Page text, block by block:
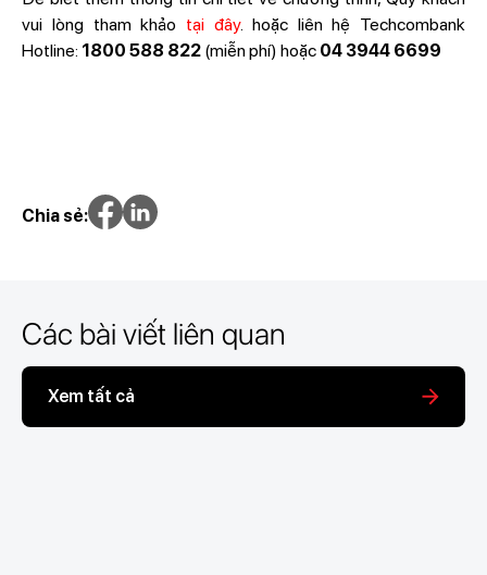
vui lòng tham khảo tại đây. hoặc liên hệ Techcombank
Hotline: 1800 588 822(miễn phí) hoặc04 3944 6699
Chia sẻ:
Các bài viết liên quan
Xem tất cả